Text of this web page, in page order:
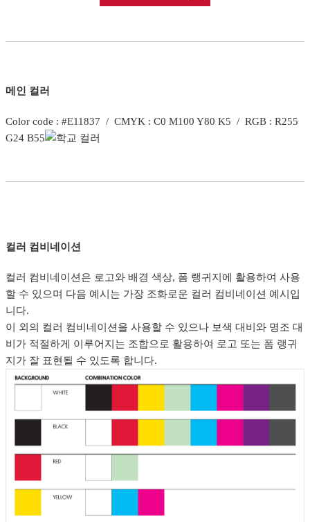
메인 컬러
Color code : #E11837 / CMYK : C0 M100 Y80 K5 / RGB : R255
G24 B55
컬러 컴비네이션
컬러 컴비네이션은 로고와 배경 색상, 폼 랭귀지에 활용하여 사용
할 수 있으며 다음 예시는 가장 조화로운 컬러 컴비네이션 예시입
니다.
이 외의 컬러 컴비네이션을 사용할 수 있으나 보색 대비와 명조 대
비가 적절하게 이루어지는 조합으로 활용하여 로고 또는 폼 랭귀
지가 잘 표현될 수 있도록 합니다.